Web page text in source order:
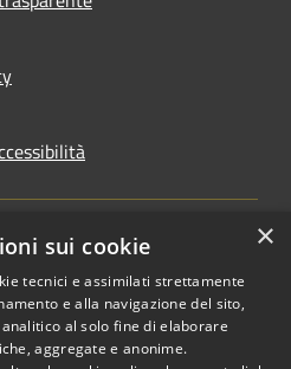
Copyright © 2026 • Comune di
Santarcangelo di Romagna •
Powered byMunicipium
×
sui cookie
tecnici e assimilati strettamente
e alla navigazione del sito,
al solo fine di elaborare
aggregate e anonime.